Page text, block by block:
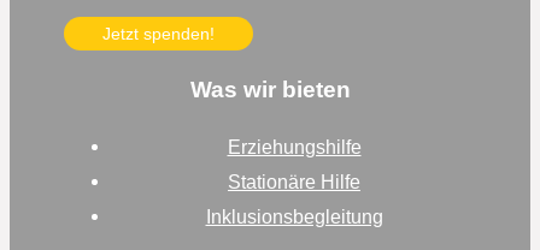
Jetzt spenden!
Was wir bieten
Erziehungshilfe
Stationäre Hilfe
Inklusionsbegleitung